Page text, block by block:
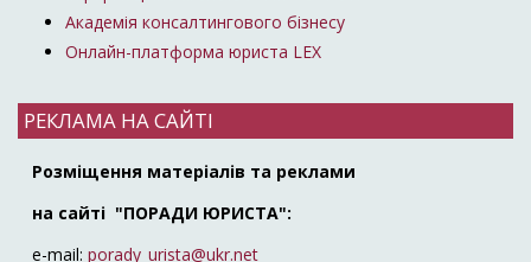
Академія консалтингового бізнесу
Онлайн-платформа юриста LEX
РЕКЛАМА НА САЙТІ
Розміщення матеріалів та реклами
на сайті "ПОРАДИ ЮРИСТА":
e-mail: porady_urista@ukr.net